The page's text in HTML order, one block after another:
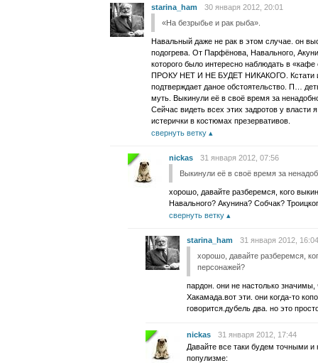
starina_ham
30 января 2012, 20:01
«На безрыбье и рак рыба».
Навальный даже не рак в этом случае. он
подогрева. От Парфёнова, Навального,
которого было интересно наблюдать в
ПРОКУ НЕТ И НЕ БУДЕТ НИКАКОГО. Кстати и
подтверждает даное обстоятельство. П…
муть. Выкинули её в своё время за
Сейчас видеть всех этих задротов у
истерички в костюмах презервативов.
свернуть ветку
nickas
31 января 2012, 07:56
Выкинули её в своё время за
хорошо, давайте разберемся, кого
Навального? Акунина? Собчак?
свернуть ветку
starina_ham
31 января 2012, 16:04
хорошо, давайте разберемся,
персонажей?
пардон. они не настолько
Хакамада.вот эти. они когда-то
говорится.дубель два. но это
nickas
31 января 2012, 17:44
Давайте все таки будем точными и
популизме: